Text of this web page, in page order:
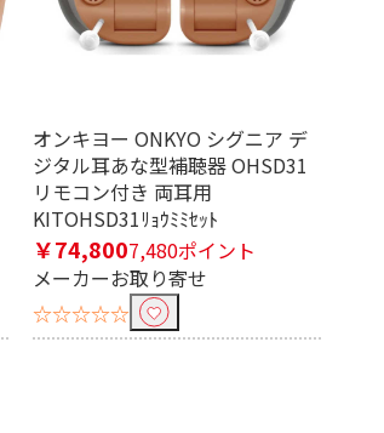
オンキヨー ONKYO シグニア デ
ジタル耳あな型補聴器 OHSD31
リモコン付き 両耳用
KITOHSD31ﾘｮｳﾐﾐｾｯﾄ
￥74,8007,480ポイント
メーカーお取り寄せ
☆☆☆☆☆